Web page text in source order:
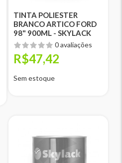
TINTA POLIESTER
BRANCO ARTICO FORD
98" 900ML - SKYLACK
0 avaliações
R$47,42
Sem estoque